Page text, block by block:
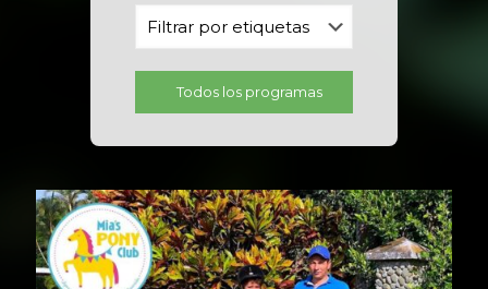
Todos los programas